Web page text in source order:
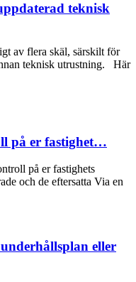
teknisk
av flera skäl, särskilt för
teknisk utrustning. Här
på er fastighet…
på er fastighets
och de eftersatta Via en
eller